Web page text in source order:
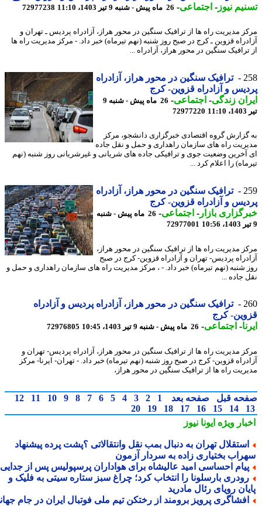
نیوز-اجتماعی-26 ماه پیش - شنبه 9 تیر 1403، 11:10 72977238
مدیریت راه ها از ترافیک سنگین در محور هراز، آزادراه پردیس ـ تهران و
قزوین ـ کرج در صبح روز شنبه (نهم تیرماه) خبر داد. - مرکز مدیریت راه ها
سنگین در محور هراز، آزادراه ...
ترافیک سنگین در محور هراز، آزادراه
و آزادراه قزوین- کرج
زندگی-اجتماعی-
26 ماه پیش - شنبه 9
72977220
گروه اقتصادی خبرگزاری دانشجو، مرکز
راه های سازمان راهداری و حمل و نقل جاده
وضعیت جوی و ترافیکی جاده های شریانی و غیرشریانی روز شنبه (نهم
را اعلام کرد ...
ترافیک سنگین در محور هراز، آزادراه
و آزادراه قزوین- کرج
بازار- اجتماعی-
26 ماه پیش - شنبه
72977001
مدیریت راه ها از ترافیک سنگین در محور هراز،
پردیس- تهران و آزادراه قزوین- کرج در صبح
شنبه (نهم تیرماه) خبر داد. - ، مرکز مدیریت راه های سازمان راهداری و حمل و
جاده ...
ترافیک سنگین در محور هراز، آزادراه پردیس و آزادراه
کرج
-اجتماعی-26 ماه پیش - شنبه 9 تیر 1403، 10:45 72976805
مدیریت راه ها از ترافیک سنگین در محور هراز، آزادراه پردیس- تهران و
قزوین- کرج در صبح روز شنبه (نهم تیرماه) خبر داد. - تهران- ایرنا- مرکز
راه ها از ترافیک سنگین در محور هراز،
قبل صفحه بعد 1
2
3
4
5
6
7
8
9
10
11
12
14
15
16
17
18
19
20
ویژهایونا نیوز
تهران به دنبال بمب نقل وانتقالاتی ؟پشت پرده پیشنهاد
بختیاری زاده به سردار آزمون
احساسی امید عالیشاه برای هواداران پرسپولیس پس از جدایی
بارسلونا را انتخاب کرد؛ چراغ سبز ستاره سیتی به فلیک و
رویای رئال مادرید
پرویز برومند از رختکن تیم ملی فوتبال ایران در جام جهانی